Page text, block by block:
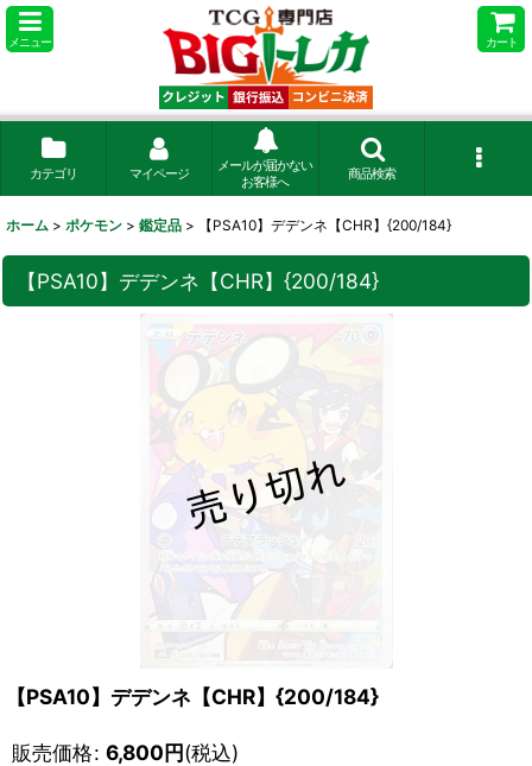
メニュー カート
カテゴリ マイページ
メールが届かない
お客様へ
商品検索
ホーム > ポケモン > 鑑定品 > 【PSA10】デデンネ【CHR】{200/184}
【PSA10】デデンネ【CHR】{200/184}
【PSA10】デデンネ【CHR】{200/184}
販売価格: 6,800円(税込)